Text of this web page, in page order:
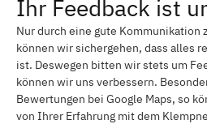
Ihr Feedback ist
Nur durch eine gute Kommunikation
können wir sichergehen, dass alles
ist. Deswegen bitten wir stets um
können wir uns verbessern.
Bewertungen bei Google Maps, so
von Ihrer Erfahrung mit dem